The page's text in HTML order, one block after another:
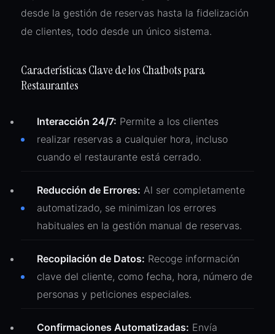
desde la gestión de reservas hasta la fidelización
de clientes, todo desde un único sistema.
Características Clave de los Chatbots para
Restaurantes
Interacción 24/7: Permite a los clientes
realizar reservas a cualquier hora, incluso
cuando el restaurante está cerrado.
Reducción de Errores: Al ser completamente
automatizado, se minimizan los errores
habituales en la gestión manual de reservas.
Recopilación de Datos: Recoge información
clave del cliente, como fecha, hora, número de
personas y peticiones especiales.
Confirmaciones Automatizadas: Envía